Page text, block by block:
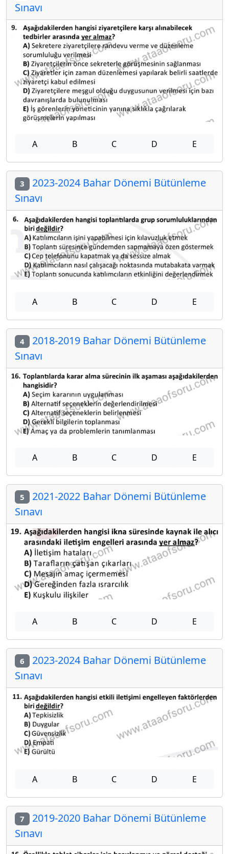
Sınavı
A B C D E
3 2023-2024 Bahar Dönemi Bütünleme
Sınavı
A B C D E
4 2018-2019 Bahar Dönemi Bütünleme
Sınavı
A B C D E
5 2021-2022 Bahar Dönemi Bütünleme
Sınavı
A B C D E
6 2023-2024 Bahar Dönemi Bütünleme
Sınavı
A B C D E
7 2019-2020 Bahar Dönemi Bütünleme
Sınavı